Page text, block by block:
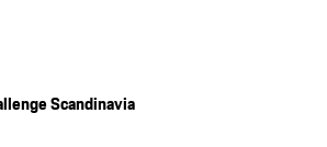
Scandinavia